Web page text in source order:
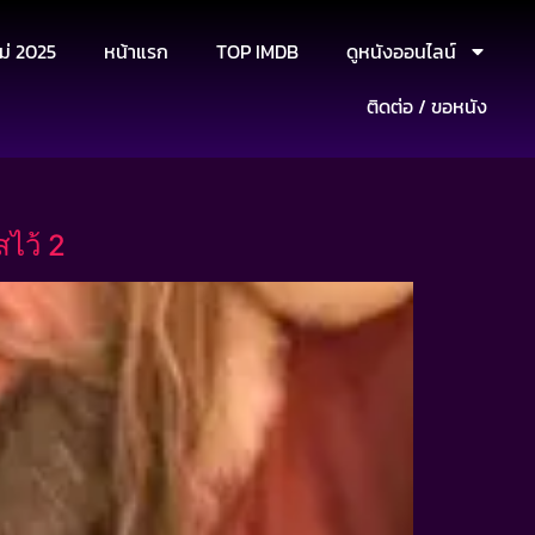
2025 หน้าแรก TOP IMDB
ดูหนังออนไลน์
ติดต่อ / ขอหนัง
ว้ 2